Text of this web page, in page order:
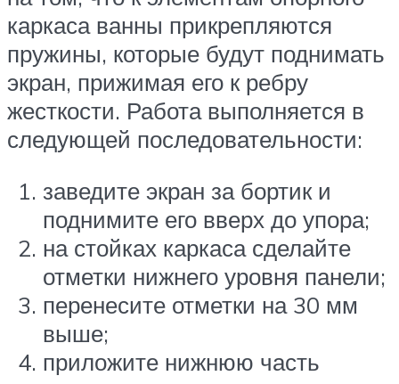
каркаса ванны прикрепляются
пружины, которые будут поднимать
экран, прижимая его к ребру
жесткости. Работа выполняется в
следующей последовательности:
заведите экран за бортик и
поднимите его вверх до упора;
на стойках каркаса сделайте
отметки нижнего уровня панели;
перенесите отметки на 30 мм
выше;
приложите нижнюю часть